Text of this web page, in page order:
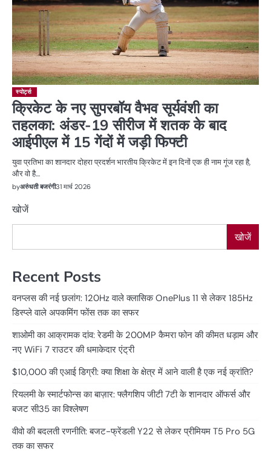
स्पोर्ट्स
क्रिकेट के नए सुपरबॉय वैभव सूर्यवंशी का
तहलका: अंडर-19 सीरीज में शतक के बाद
आईपीएल में 15 गेंदों में जड़ी फिफ्टी
युवा प्रतिभा का शानदार दोहरा प्रदर्शन भारतीय क्रिकेट में इन दिनों एक ही नाम गूंज रहा है,
और वो है…
byअरुंधती बजरंगी31 मार्च 2026
खोजें
खोजें
Recent Posts
वनप्लस की नई छलांग: 120Hz वाले क्लासिक OnePlus 11 से लेकर 185Hz
डिस्प्ले वाले अपकमिंग फोंस तक का सफर
शाओमी का आक्रामक दांव: रेडमी के 200MP कैमरा फोन की कीमत धड़ाम और
नए WiFi 7 राउटर की धमाकेदार एंट्री
$10,000 की एआई डिग्री: क्या शिक्षा के क्षेत्र में आने वाली है एक नई क्रांति?
रियलमी के स्मार्टफोन्स का बाज़ार: फ्लैगशिप जीटी 7टी के शानदार ऑफर्स और
बजट सी35 का विश्लेषण
वीवो की बदलती रणनीति: बजट-फ्रेंडली Y22 से लेकर प्रीमियम T5 Pro 5G
तक का सफर